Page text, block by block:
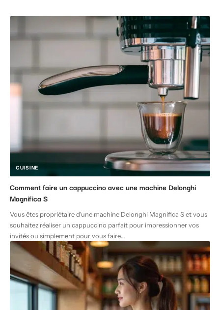
CUISINE
Comment faire un cappuccino avec une machine Delonghi
Magnifica S
Vous êtes propriétaire d'une machine Delonghi Magnifica S et vous
souhaitez réaliser un cappuccino parfait pour impressionner vos
invités ou simplement pour vous faire…